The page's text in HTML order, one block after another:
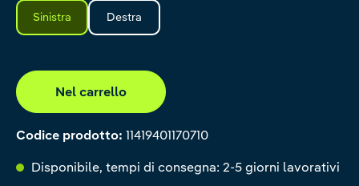
Sinistra Destra
Nel carrello
Codice prodotto: 11419401170710
Disponibile, tempi di consegna: 2-5 giorni lavorativi